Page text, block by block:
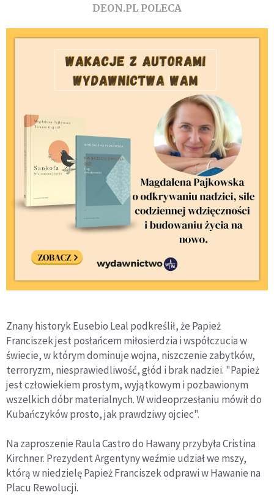
DEON.PL POLECA
Znany historyk Eusebio Leal podkreślił, że Papież
Franciszek jest posłańcem miłosierdzia i współczucia w
świecie, w którym dominuje wojna, niszczenie zabytków,
terroryzm, niesprawiedliwość, głód i brak nadziei. "Papież
jest człowiekiem prostym, wyjątkowym i pozbawionym
wszelkich dóbr materialnych. W wideoprzesłaniu mówił do
Kubańczyków prosto, jak prawdziwy ojciec".
Na zaproszenie Raula Castro do Hawany przybyła Cristina
Kirchner. Prezydent Argentyny weźmie udział we mszy,
którą w niedzielę Papież Franciszek odprawi w Hawanie na
Placu Rewolucji.